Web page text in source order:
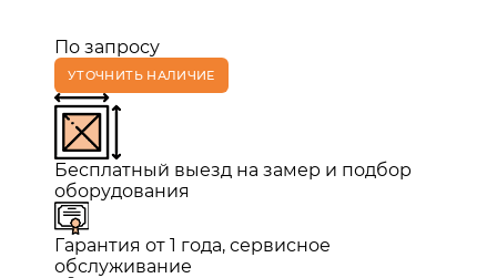
По запросу
УТОЧНИТЬ НАЛИЧИЕ
Бесплатный выезд на замер и подбор
оборудования
Гарантия от 1 года, сервисное
обслуживание